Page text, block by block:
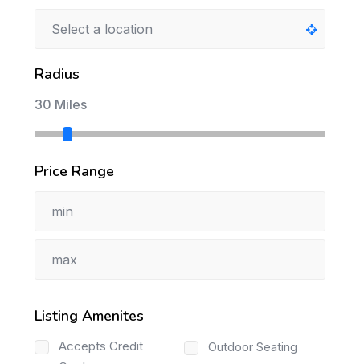
Radius
30 Miles
Price Range
Listing Amenites
Accepts Credit
Outdoor Seating